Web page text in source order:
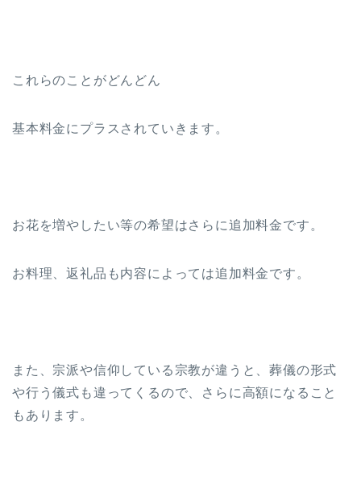
これらのことがどんどん
基本料金にプラスされていきます。
お花を増やしたい等の希望はさらに追加料金です。
お料理、返礼品も内容によっては追加料金です。
また、宗派や信仰している宗教が違うと、葬儀の形式
や行う儀式も違ってくるので、さらに高額になること
もあります。